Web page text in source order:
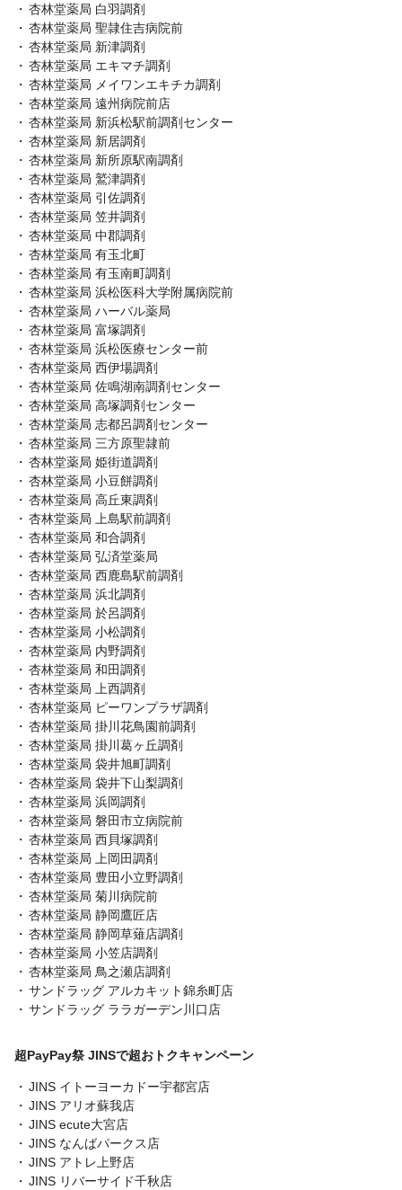
杏林堂薬局 白羽調剤
杏林堂薬局 聖隷住吉病院前
杏林堂薬局 新津調剤
杏林堂薬局 エキマチ調剤
杏林堂薬局 メイワンエキチカ調剤
杏林堂薬局 遠州病院前店
杏林堂薬局 新浜松駅前調剤センター
杏林堂薬局 新居調剤
杏林堂薬局 新所原駅南調剤
杏林堂薬局 鷲津調剤
杏林堂薬局 引佐調剤
杏林堂薬局 笠井調剤
杏林堂薬局 中郡調剤
杏林堂薬局 有玉北町
杏林堂薬局 有玉南町調剤
杏林堂薬局 浜松医科大学附属病院前
杏林堂薬局 ハーバル薬局
杏林堂薬局 富塚調剤
杏林堂薬局 浜松医療センター前
杏林堂薬局 西伊場調剤
杏林堂薬局 佐鳴湖南調剤センター
杏林堂薬局 高塚調剤センター
杏林堂薬局 志都呂調剤センター
杏林堂薬局 三方原聖隷前
杏林堂薬局 姫街道調剤
杏林堂薬局 小豆餅調剤
杏林堂薬局 高丘東調剤
杏林堂薬局 上島駅前調剤
杏林堂薬局 和合調剤
杏林堂薬局 弘済堂薬局
杏林堂薬局 西鹿島駅前調剤
杏林堂薬局 浜北調剤
杏林堂薬局 於呂調剤
杏林堂薬局 小松調剤
杏林堂薬局 内野調剤
杏林堂薬局 和田調剤
杏林堂薬局 上西調剤
杏林堂薬局 ピーワンプラザ調剤
杏林堂薬局 掛川花鳥園前調剤
杏林堂薬局 掛川葛ヶ丘調剤
杏林堂薬局 袋井旭町調剤
杏林堂薬局 袋井下山梨調剤
杏林堂薬局 浜岡調剤
杏林堂薬局 磐田市立病院前
杏林堂薬局 西貝塚調剤
杏林堂薬局 上岡田調剤
杏林堂薬局 豊田小立野調剤
杏林堂薬局 菊川病院前
杏林堂薬局 静岡鷹匠店
杏林堂薬局 静岡草薙店調剤
杏林堂薬局 小笠店調剤
杏林堂薬局 鳥之瀬店調剤
サンドラッグ アルカキット錦糸町店
サンドラッグ ララガーデン川口店
超PayPay祭 JINSで超おトクキャンペーン
JINS イトーヨーカドー宇都宮店
JINS アリオ蘇我店
JINS ecute大宮店
JINS なんばパークス店
JINS アトレ上野店
JINS リバーサイド千秋店